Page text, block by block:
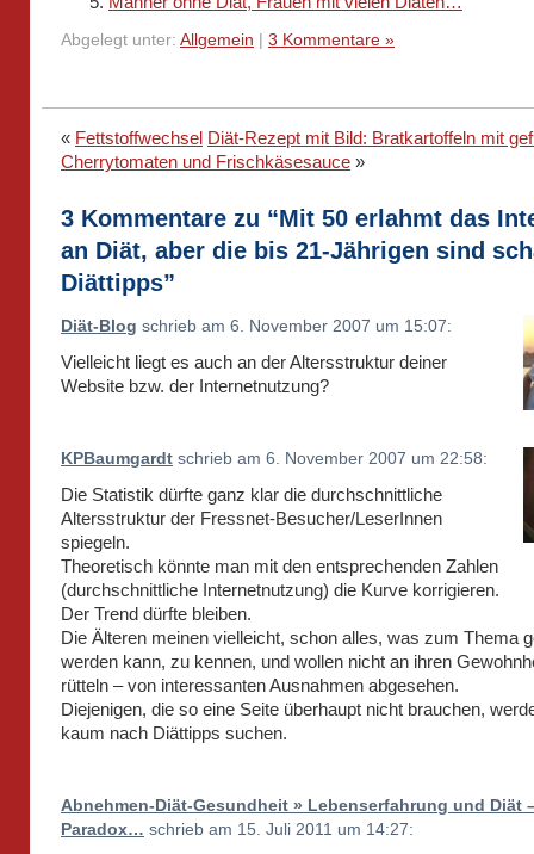
Abgelegt unter: Allgemein 3 Kommentare »
« Fettstoffwechsel Diät-Rezept mit Bild: Bratkartoffeln mit
Cherrytomaten und Frischkäsesauce »
3 Kommentare zu “Mit 50 erlahmt das
an Diät, aber die bis 21-Jährigen sind
Diättipps”
Diät-Blog schrieb am 6. November 2007 um 15:07:
Vielleicht liegt es auch an der Altersstruktur deiner
Website bzw. der Internetnutzung?
KPBaumgardt schrieb am 6. November 2007 um 22:58:
Die Statistik dürfte ganz klar die durchschnittliche
Altersstruktur der Fressnet-Besucher/LeserInnen
spiegeln.
Theoretisch könnte man mit den entsprechenden Zahlen
(durchschnittliche Internetnutzung) die Kurve korrigieren.
Der Trend dürfte bleiben.
Die Älteren meinen vielleicht, schon alles, was zum Thema
werden kann, zu kennen, und wollen nicht an ihren
rütteln – von interessanten Ausnahmen abgesehen.
Diejenigen, die so eine Seite überhaupt nicht brauchen,
kaum nach Diättipps suchen.
Abnehmen-Diät-Gesundheit » Lebenserfahrung und Diät
Paradox… schrieb am 15. Juli 2011 um 14:27: